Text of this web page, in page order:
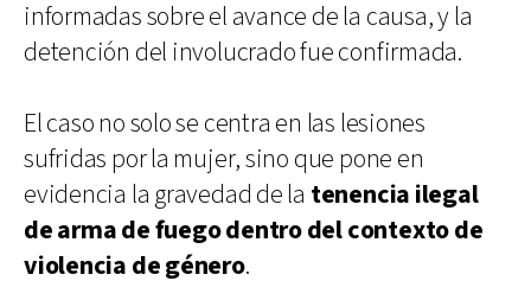
informadas sobre el avance de la causa, y la
detención del involucrado fue confirmada.
El caso no solo se centra en las lesiones
sufridas por la mujer, sino que pone en
evidencia la gravedad de la tenencia ilegal
de arma de fuego dentro del contexto de
violencia de género.